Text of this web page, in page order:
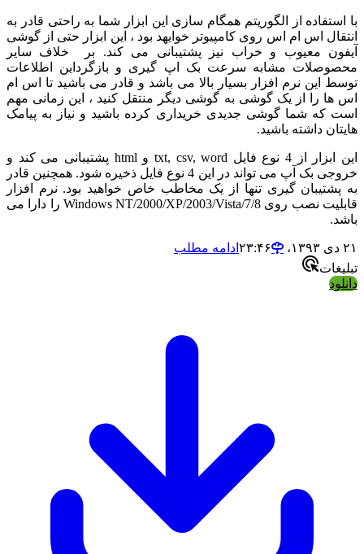
از الگوریتم همگام سازی این ابزار شما به راحتی قادر به
اس ام اس روی کامپیوتر خوایهد بود ، این ابزار حتی از گوشی
معیوب و خراب نیز پشتیبانی می کند. بر خلاف سایر
مشابه سرعت بک اپ گیری و بازگرداین اطلاعات
این نرم افزار بسیار بالا می باشد و قادر می باشید تا اس ام
را از یک گوشی به گوشی دیگر منتقل کنید ، این زمانی مهم
شما گوشی جدیدی خریداری کرده باشید و نیاز به پیامک
داشته باشید.
این ابزار از 4 نوع فایل txt, csv, word و html پشتیبانی می کند و
خروجی بک آپ می تواند در این 4 نوع فایل ذخیره شود. همچنین قادر
گیری تنها از یک مخاطب خاص خواهید بود. نرم افزار
قابلیت نصب روی Windows NT/2000/XP/2003/Vista/7/8 را دارا می
ادامه مطلب